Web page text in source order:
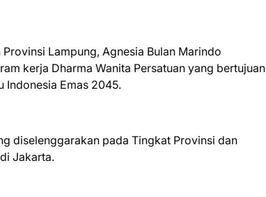
Lampung, Agnesia Bulan Marindo
kerja Dharma Wanita Persatuan yang bertujuan
Indonesia Emas 2045.
diselenggarakan pada Tingkat Provinsi dan
Jakarta.